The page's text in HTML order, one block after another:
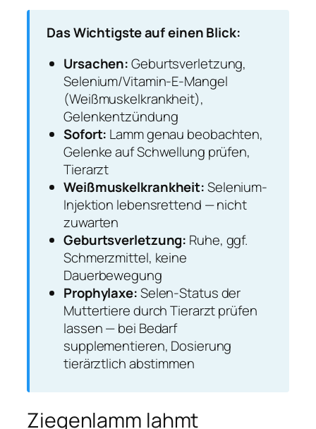
Das Wichtigste auf einen Blick:
Ursachen:Geburtsverletzung,
Selenium/Vitamin-E-Mangel
(Weißmuskelkrankheit),
Gelenkentzündung
Sofort: Lamm genau beobachten,
Gelenke auf Schwellung prüfen,
Tierarzt
Weißmuskelkrankheit:Selenium-
Injektion lebensrettend — nicht
zuwarten
Geburtsverletzung: Ruhe, ggf.
Schmerzmittel, keine
Dauerbewegung
Prophylaxe:Selen-Status der
Muttertiere durch Tierarzt prüfen
lassen — bei Bedarf
supplementieren, Dosierung
tierärztlich abstimmen
Ziegenlamm lahmt